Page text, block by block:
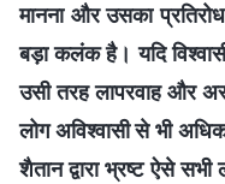
मानना और उसका
बड़ा कलंक है। यदि
उसी तरह लापरवाह और
लोग अविश्वासी से भी
शैतान द्वारा भ्रष्ट ऐसे